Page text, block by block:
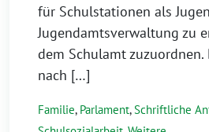
für Schulstationen als
Jugendamtsverwaltung zu
dem Schulamt zuzuordnen.
nach […]
Familie, Parlament,Schriftliche